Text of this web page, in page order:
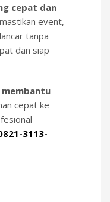
cepat dan
event,
tanpa
dan siap
membantu
cepat ke
3113-